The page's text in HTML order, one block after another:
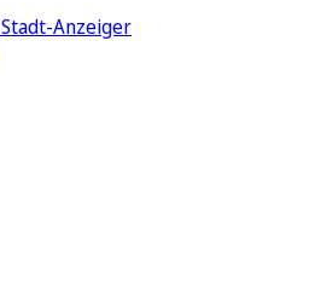
Anzeiger